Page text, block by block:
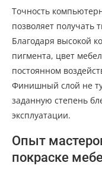
Точность
позволяет получать
Благодаря высокой
пигмента, цвет
постоянном
Финишный слой не
заданную степень
эксплуатации.
Опыт
покраске